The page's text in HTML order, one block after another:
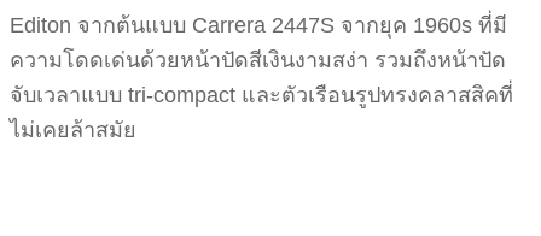
Editon จากต้นแบบ Carrera 2447S จากยุค 1960s ที่มี
ความโดดเด่นด้วยหน้าปัดสีเงินงามสง่า รวมถึงหน้าปัด
จับเวลาแบบ tri-compact และตัวเรือนรูปทรงคลาสสิคที่
ไม่เคยล้าสมัย